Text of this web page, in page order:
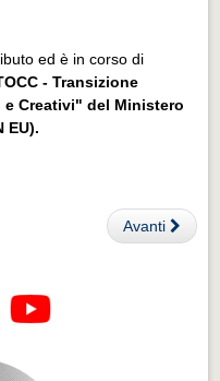
ed è in corso di
- Transizione
Creativi" del Ministero
EU).
Avanti